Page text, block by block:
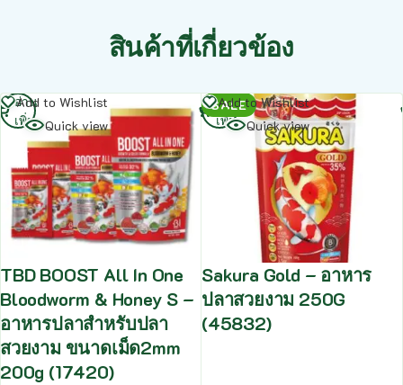
สินค้าที่เกี่ยวข้อง
Add to Wishlist
Quick view
TBD BOOST All In One
Bloodworm & Honey S –
อาหารปลาสำหรับปลา
สวยงาม ขนาดเม็ด2mm
200g (17420)
อ่าน
เพิ่ม
SALE
Add to Wishlist
Quick view
Sakura Gold – อาหาร
ปลาสวยงาม 250G
(45832)
อ่าน
เพิ่ม